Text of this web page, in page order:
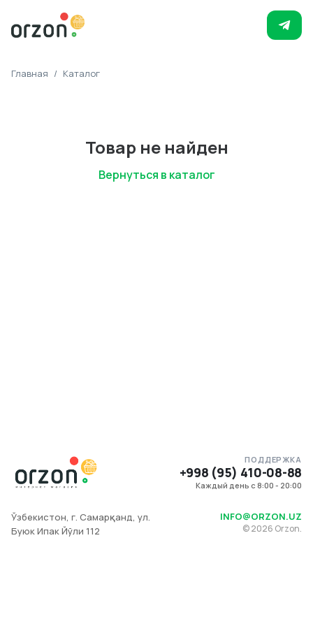
Главная / Каталог
Товар не найден
Вернуться в каталог
ПОДДЕРЖКА
+998 (95) 410-08-88
Каждый день с 8:00 - 20:00
Ўзбекистон, г. Самарқанд, ул.
Буюк Ипак Йўли 112
INFO@ORZON.UZ
©2026 Orzon.